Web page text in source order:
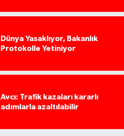
Dünya Yasaklıyor, Bakanlık
Protokolle Yetiniyor
Avcı: Trafik kazaları kararlı
adımlarla azaltılabilir